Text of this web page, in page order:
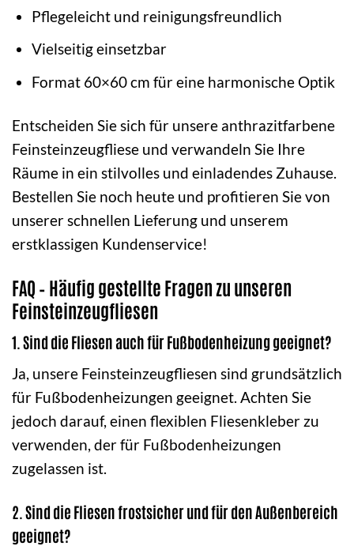
Pflegeleicht und reinigungsfreundlich
Vielseitig einsetzbar
Format 60×60 cm für eine harmonische Optik
Entscheiden Sie sich für unsere anthrazitfarbene
Feinsteinzeugfliese und verwandeln Sie Ihre
Räume in ein stilvolles und einladendes Zuhause.
Bestellen Sie noch heute und profitieren Sie von
unserer schnellen Lieferung und unserem
erstklassigen Kundenservice!
FAQ – Häufig gestellte Fragen zu unseren
Feinsteinzeugfliesen
1. Sind die Fliesen auch für Fußbodenheizung geeignet?
Ja, unsere Feinsteinzeugfliesen sind grundsätzlich
für Fußbodenheizungen geeignet. Achten Sie
jedoch darauf, einen flexiblen Fliesenkleber zu
verwenden, der für Fußbodenheizungen
zugelassen ist.
2. Sind die Fliesen frostsicher und für den Außenbereich
geeignet?